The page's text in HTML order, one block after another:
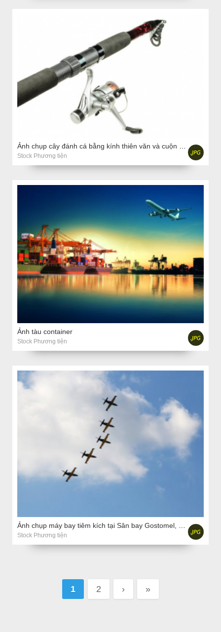
Stock Phương tiện
Ảnh tàu container
Stock Phương tiện
Stock Phương tiện
1 2 › »